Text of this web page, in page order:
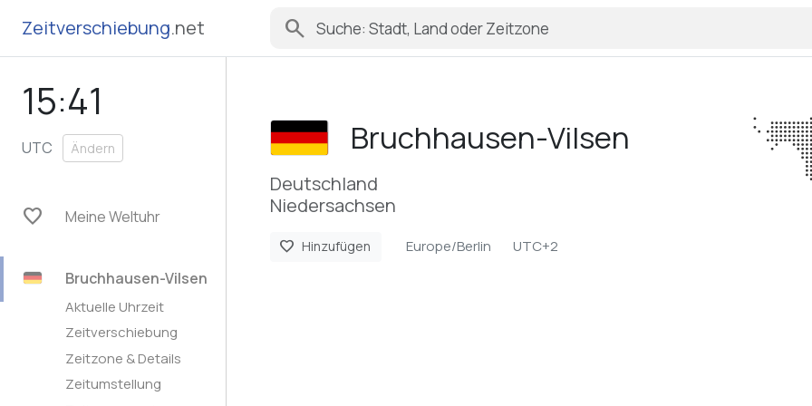
Zeitverschiebung.net search
15:41
UTC Ändern
favorite Meine Weltuhr
Bruchhausen-Vilsen
Aktuelle Uhrzeit
Zeitverschiebung
Zeitzone & Details
Zeitumstellung
Bruchhausen-Vilsen
Deutschland
Niedersachsen
favorite Hinzufügen Europe/Berlin UTC+2